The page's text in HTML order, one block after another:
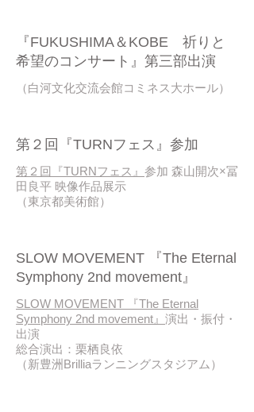
『FUKUSHIMA＆KOBE 祈りと
希望のコンサート』第三部出演
（白河文化交流会館コミネス大ホール）
第２回『TURNフェス』参加
第２回『TURNフェス』 参加 森山開次×冨
田良平 映像作品展示
（東京都美術館）
SLOW MOVEMENT 『The Eternal
Symphony 2nd movement』
SLOW MOVEMENT 『The Eternal
Symphony 2nd movement』 演出・振付・
出演
総合演出：栗栖良依
（新豊洲Brilliaランニングスタジアム）